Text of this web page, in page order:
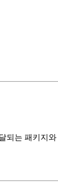
는 패키지